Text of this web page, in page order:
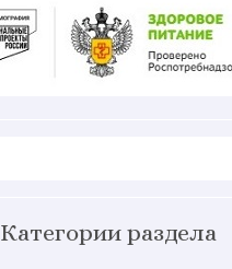
Категории раздела